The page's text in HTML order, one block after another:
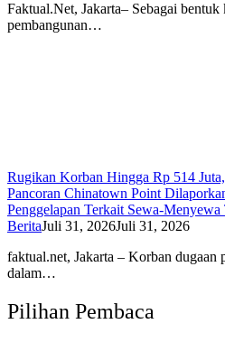
Faktual.Net, Jakarta– Sebagai
pembangunan…
Rugikan Korban Hingga Rp 514
Pancoran Chinatown Point
Penggelapan Terkait Sewa-Menyewa
BeritaJuli 31, 2026Juli 31, 2026
faktual.net, Jakarta – Korban dugaan
dalam…
Pilihan Pembaca